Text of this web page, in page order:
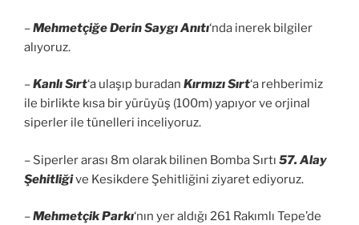
–Mehmetçiğe Derin Saygı Anıtı‘nda inerek bilgiler
alıyoruz.
–Kanlı Sırt‘a ulaşıp buradan Kırmızı Sırt‘a rehberimiz
ile birlikte kısa bir yürüyüş (100m) yapıyor ve orjinal
siperler ile tünelleri inceliyoruz.
– Siperler arası 8m olarak bilinen Bomba Sırtı 57. Alay
Şehitliğive Kesikdere Şehitliğini ziyaret ediyoruz.
–Mehmetçik Parkı‘nın yer aldığı 261 Rakımlı Tepe’de